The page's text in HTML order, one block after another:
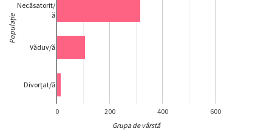
0 200 400 600
Necăsatorit/
ă
Văduv/ă
Divorțat/ă
Grupa de vârstă
Populație